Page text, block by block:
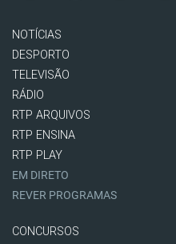
NOTÍCIAS
DESPORTO
TELEVISÃO
RÁDIO
RTP ARQUIVOS
RTP ENSINA
RTP PLAY
EM DIRETO
REVER PROGRAMAS
CONCURSOS